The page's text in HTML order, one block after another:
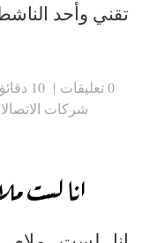
تقني وأحد
0 تعليقات 10 دقائق
شركات
انا لست